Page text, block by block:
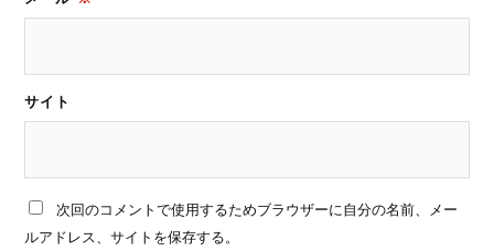
サイト
次回のコメントで使用するためブラウザーに自分の名前、メー
ルアドレス、サイトを保存する。